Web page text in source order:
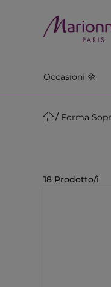
Occasioni 🌼
Forma
18 Prodotto/i